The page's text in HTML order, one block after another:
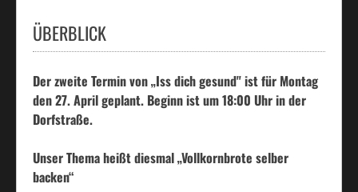
ÜBERBLICK
Der zweite Termin von„Iss dich gesund"ist für Montag
den 27. April geplant. Beginn ist um 18:00 Uhr in der
Dorfstraße.
Unser Thema heißt diesmal „Vollkornbrote selber
backen“